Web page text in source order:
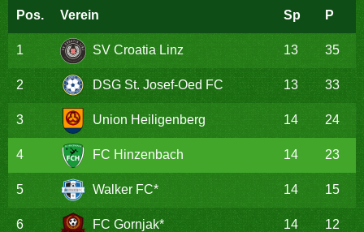
Pos. Verein Sp P
1 SV Croatia Linz 13 35
2 DSG St. Josef-Oed FC 13 33
3 Union Heiligenberg 14 24
4 FC Hinzenbach 14 23
5 Walker FC* 14 15
6 FC Gornjak* 14 12